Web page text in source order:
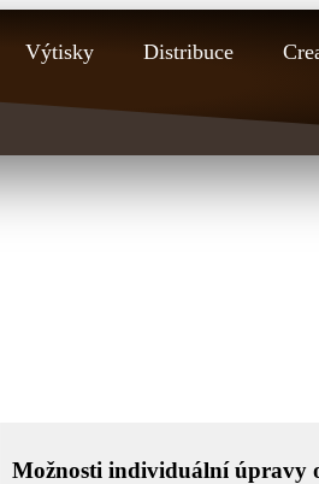
Výtisky Distribuce
Možnosti individuální úpravy